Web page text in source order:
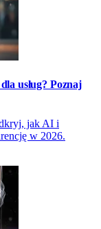
usług? Poznaj
jak AI i
w 2026.